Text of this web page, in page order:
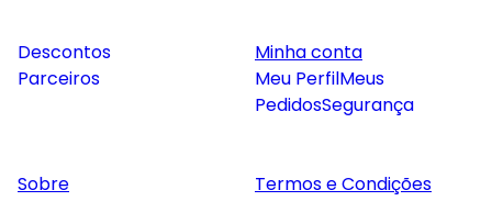
Descontos
Parceiros
Minha conta
Meu PerfilMeus
PedidosSegurança
Sobre
Termos e Condições